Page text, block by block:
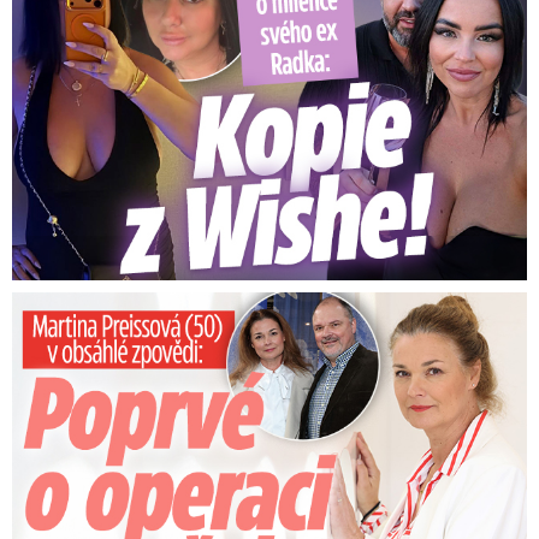
technického rázu,“uvedli večer hasiči z HZS
Královéhradeckého kraje na sociální sítiX.
Směna pracovníků operačního a informačního
střediska musela být kvůli počasí posílena.
„Odstraňujeme stromy z komunikací,
pomáháme čerpat vodu ze zatopených
V Červeném Kostelci se vyvalila na
silnici víka od kanálů a došlo k zatopení
komunikace, víka jsme vrátili zpět,“ uvedli
hasiči.
Libereckým krajem se prohnaly bouřky s
Preissová (50) v obsáhlé zpovědi: Poprvé o operaci manžela